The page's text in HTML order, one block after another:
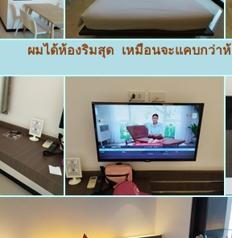
ผมได้ห้องริมสุด เหมือนจะแคบกว่า